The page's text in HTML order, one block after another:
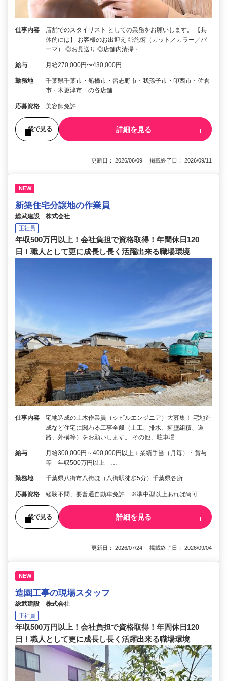
仕事内容
店舗でのスタイリスト としての業務をお願いします。 【具
体的には】 お客様のお出迎え ◎施術（カット／カラー／パ
ーマ） ◎お見送り ◎店舗内清掃・…
給与 月給270,000円〜430,000円
勤務地
千葉県千葉市・船橋市・習志野市・我孫子市・印西市・佐倉
市・木更津市 の各店舗
応募資格 美容師免許
後で見る 詳細を見る
更新日： 2026/06/09 掲載終了日： 2026/09/11
NEW
新築住宅分譲地の作業員
総武建設 株式会社
正社員
年収500万円以上！会社負担で資格取得！年間休日120
日！職人として更に成長し長く活躍出来る職場環境
仕事内容
宅地造成の土木作業員（シビルエンジニア）大募集！ 宅地造
成など住宅に関わる工事全般（土工、排水、擁壁組積、道
路、外構等）をお願いします。 その他、駐車場…
給与
月給300,000円～400,000円以上＋業績手当（月毎）・賞与
等 年収500万円以上 …
勤務地 千葉県八街市八街ほ（八街駅徒歩5分）千葉県各所
応募資格 経験不問、要普通自動車免許 ※準中型以上あれば尚可
後で見る 詳細を見る
更新日： 2026/07/24 掲載終了日： 2026/09/04
NEW
造園工事の現場スタッフ
総武建設 株式会社
正社員
年収500万円以上！会社負担で資格取得！年間休日120
日！職人として更に成長し長く活躍出来る職場環境